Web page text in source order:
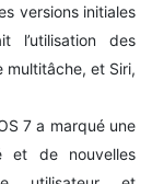
versions initiales
des
multitâche, et Siri,
7 a marqué une
et de nouvelles